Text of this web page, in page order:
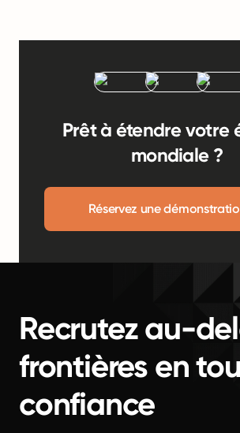
Prêt à étendre votre
mondiale ?
Réservez une
Recrutez au-
frontières en
confiance